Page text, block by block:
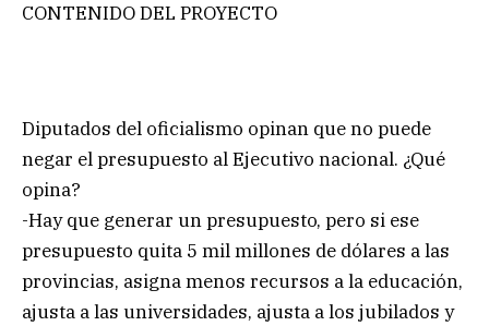
CONTENIDO DEL PROYECTO
Diputados del oficialismo opinan que no puede
negar el presupuesto al Ejecutivo nacional. ¿Qué
opina?
-Hay que generar un presupuesto, pero si ese
presupuesto quita 5 mil millones de dólares a las
provincias, asigna menos recursos a la educación,
ajusta a las universidades, ajusta a los jubilados y